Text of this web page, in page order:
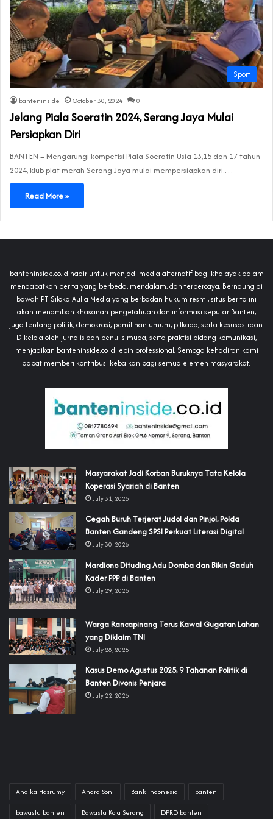
Sport
banteninside October 30, 2024 0
Jelang Piala Soeratin 2024, Serang Jaya Mulai
Persiapkan Diri
BANTEN – Mengarungi kompetisi Piala Soeratin Usia 13,15 dan 17 tahun
2024, klub plat merah Serang Jaya mulai mempersiapkan diri.…
Read More »
banteninside.co.id hadir untuk menjadi media alternatif bagi khalayak dalam
mendapatkan berita yang berbeda, mendalam, dan terpercaya. Bernaung di
bawah PT Siloka Aulia Media yang berbadan hukum resmi, situs berita ini
akan menambah khasanah pengetahuan dan informasi seputar Banten,
juga tentang politik, demokrasi, pemilihan umum, pilkada, serta kesusastraan.
Dikelola oleh jurnalis dan penulis muda, serta praktisi bidang komunikasi,
menjadikan banteninside.co.id lebih professional. Semoga kehadiran kami
dapat memberi kontribusi kebaikan bagi semua elemen masyarakat.
‎Masyarakat Jadi Korban Buruknya Tata Kelola
Koperasi Syariah di Banten
July 31, 2026
Cegah Buruh Terjerat Judol dan Pinjol, Polda
Banten Gandeng SPSI Perkuat Literasi Digital
July 30, 2026
‎Mardiono Dituding Adu Domba dan Bikin Gaduh
Kader PPP di Banten
July 29, 2026
‎Warga Rancapinang Terus Kawal Gugatan Lahan
yang Diklaim TNI‎‎
July 28, 2026
‎Kasus Demo Agustus 2025, 9 Tahanan Politik di
Banten Divonis Penjara
July 22, 2026
Andika Hazrumy Andra Soni Bank Indonesia banten
bawaslu banten Bawaslu Kota Serang DPRD banten